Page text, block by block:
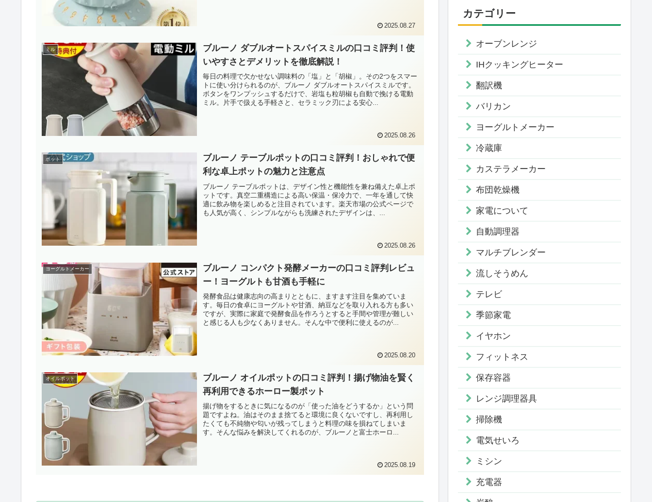
2025.08.27
ミル
ブルーノ ダブルオートスパイスミルの口コミ評判！使
いやすさとデメリットを徹底解説！
毎日の料理で欠かせない調味料の「塩」と「胡椒」。その2つをスマー
トに使い分けられるのが、ブルーノ ダブルオートスパイスミルです。
ボタンをワンプッシュするだけで、岩塩も粒胡椒も自動で挽ける電動
ミル。片手で扱える手軽さと、セラミック刃による安心...
2025.08.26
ポット
ブルーノ テーブルポットの口コミ評判！おしゃれで便
利な卓上ポットの魅力と注意点
ブルーノ テーブルポットは、デザイン性と機能性を兼ね備えた卓上ポ
ットです。真空二重構造による高い保温・保冷力で、一年を通して快
適に飲み物を楽しめると注目されています。楽天市場の公式ページで
も人気が高く、シンプルながらも洗練されたデザインは、...
2025.08.26
ヨーグルトメーカー
ブルーノ コンパクト発酵メーカーの口コミ評判レビュ
ー！ヨーグルトも甘酒も手軽に
発酵食品は健康志向の高まりとともに、ますます注目を集めていま
す。毎日の食卓にヨーグルトや甘酒、納豆などを取り入れる方も多い
ですが、実際に家庭で発酵食品を作ろうとすると手間や管理が難しい
と感じる人も少なくありません。そんな中で便利に使えるのが...
2025.08.20
オイルポット
ブルーノ オイルポットの口コミ評判！揚げ物油を賢く
再利用できるホーロー製ポット
揚げ物をするときに気になるのが「使った油をどうするか」という問
題ですよね。油はそのまま捨てると環境に良くないですし、再利用し
たくても不純物や匂いが残ってしまうと料理の味を損ねてしまいま
す。そんな悩みを解決してくれるのが、ブルーノと富士ホーロ...
2025.08.19
カテゴリー
オーブンレンジ
IHクッキングヒーター
翻訳機
バリカン
ヨーグルトメーカー
冷蔵庫
カステラメーカー
布団乾燥機
家電について
自動調理器
マルチブレンダー
流しそうめん
テレビ
季節家電
イヤホン
フィットネス
保存容器
レンジ調理器具
掃除機
電気せいろ
ミシン
充電器